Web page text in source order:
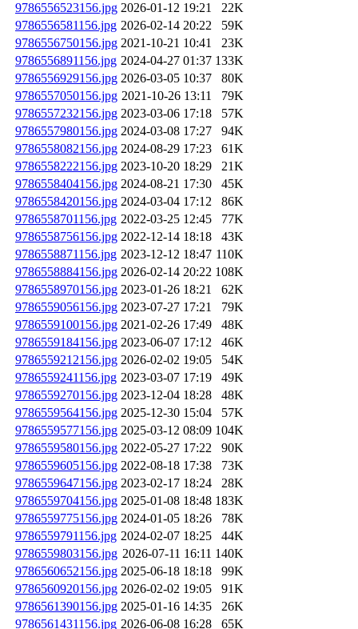
9786556523156.jpg 2026-01-12 19:21
22K
9786556581156.jpg 2026-02-14 20:22
59K
9786556750156.jpg 2021-10-21 10:41
23K
9786556891156.jpg 2024-04-27 01:37 133K
9786556929156.jpg 2026-03-05 10:37
80K
9786557050156.jpg 2021-10-26 13:11
79K
9786557232156.jpg 2023-03-06 17:18
57K
9786557980156.jpg 2024-03-08 17:27
94K
9786558082156.jpg 2024-08-29 17:23
61K
9786558222156.jpg 2023-10-20 18:29
21K
9786558404156.jpg 2024-08-21 17:30
45K
9786558420156.jpg 2024-03-04 17:12
86K
9786558701156.jpg 2022-03-25 12:45
77K
9786558756156.jpg 2022-12-14 18:18
43K
9786558871156.jpg 2023-12-12 18:47 110K
9786558884156.jpg 2026-02-14 20:22 108K
9786558970156.jpg 2023-01-26 18:21
62K
9786559056156.jpg 2023-07-27 17:21
79K
9786559100156.jpg 2021-02-26 17:49
48K
9786559184156.jpg 2023-06-07 17:12
46K
9786559212156.jpg 2026-02-02 19:05
54K
9786559241156.jpg 2023-03-07 17:19
49K
9786559270156.jpg 2023-12-04 18:28
48K
9786559564156.jpg 2025-12-30 15:04
57K
9786559577156.jpg 2025-03-12 08:09 104K
9786559580156.jpg 2022-05-27 17:22
90K
9786559605156.jpg 2022-08-18 17:38
73K
9786559647156.jpg 2023-02-17 18:24
28K
9786559704156.jpg 2025-01-08 18:48 183K
9786559775156.jpg 2024-01-05 18:26
78K
9786559791156.jpg 2024-02-07 18:25
44K
9786559803156.jpg 2026-07-11 16:11 140K
9786560652156.jpg 2025-06-18 18:18
99K
9786560920156.jpg 2026-02-02 19:05
91K
9786561390156.jpg 2025-01-16 14:35
26K
9786561431156.jpg 2026-06-08 16:28 65K